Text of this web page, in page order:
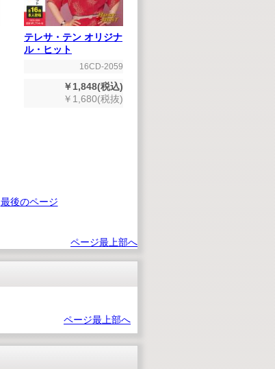
テレサ・テン オリジナ
ル・ヒット
16CD-2059
￥1,848(税込)
￥1,680(税抜)
最後のページ
ページ最上部へ
ページ最上部へ